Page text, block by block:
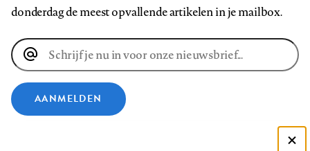
donderdag de meest opvallende artikelen in je mailbox.
E-
mailadres
AANMELDEN